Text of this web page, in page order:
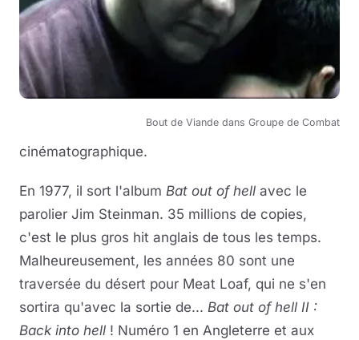
Bout de Viande dans Groupe de Combat
cinématographique.
En 1977, il sort l'album Bat out of hell avec le
parolier Jim Steinman. 35 millions de copies,
c'est le plus gros hit anglais de tous les temps.
Malheureusement, les années 80 sont une
traversée du désert pour Meat Loaf, qui ne s'en
sortira qu'avec la sortie de... Bat out of hell II :
Back into hell ! Numéro 1 en Angleterre et aux